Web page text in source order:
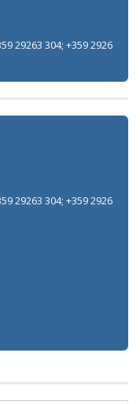
29263 304; +359 2926
29263 304; +359 2926